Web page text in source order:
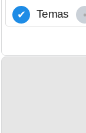
Temas